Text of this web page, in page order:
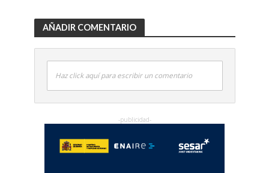
AÑADIR COMENTARIO
Haz click aquí para escribir un comentario